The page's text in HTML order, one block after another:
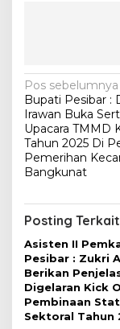
N
a
v
i
g
a
s
i
p
o
s
Pos sebelumnya
Bupati Pesibar :
Irawan Buka
Upacara TMMD
Tahun 2025 Di
Pemerihan
Bangkunat
Posting Terkait
Asisten II
Pesibar : Zukri
Berikan
Digelaran Kick
Pembinaan
Sektoral Tahun